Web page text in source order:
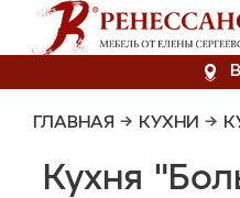
ГЛАВНАЯ → КУХНИ →
Кухня